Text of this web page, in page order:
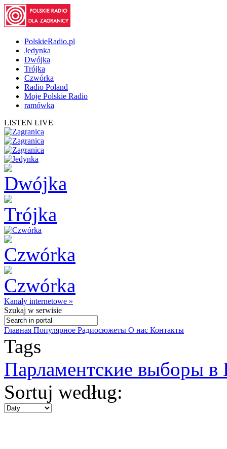
PolskieRadio.pl
Jedynka
Dwójka
Trójka
Czwórka
Radio Poland
Moje Polskie Radio
ramówka
LISTEN LIVE
Kanały internetowe »
Szukaj w serwisie
Главная Популярное Радиосюжеты О нас Контакты
Tags
Парламентские выборы в
Sortuj według: